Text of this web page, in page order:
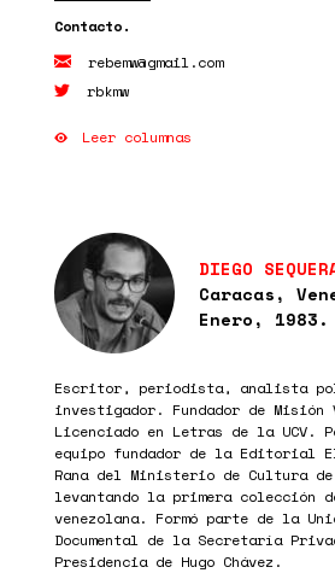
rebemw@gmail.com
rbkmw
Leer columnas
DIEGO
Caracas,
Enero, 1983.
Escritor, periodista, analista
investigador. Fundador de Misión
Licenciado en Letras de la UCV.
equipo fundador de la Editorial
Rana del Ministerio de Cultura de
levantando la primera colección
venezolana. Formó parte de la
Documental de la Secretaría
Presidencia de Hugo Chávez.